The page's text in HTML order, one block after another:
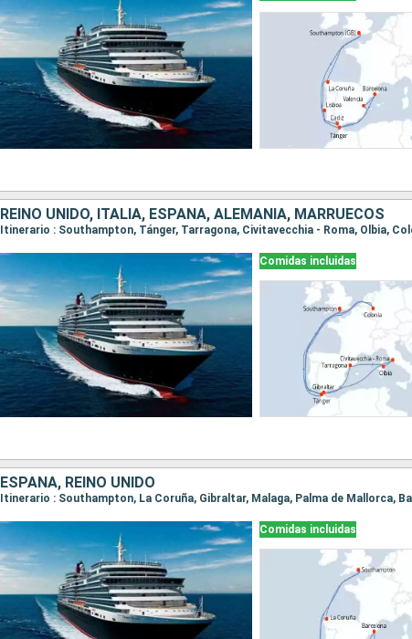
REINO UNIDO, ITALIA, ESPAÑA, ALEMANIA, MARRUECOS
Itinerario : Southampton, Tánger, Tarragona, Civitavecchia - Roma, Olbia,
Comidas incluidas
ESPAÑA, REINO UNIDO
Comidas incluidas